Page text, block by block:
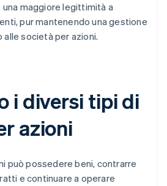
maggiore legittimità a
pur mantenendo una gestione
società per azioni.
i diversi tipi di
azioni
può possedere beni, contrarre
e continuare a operare